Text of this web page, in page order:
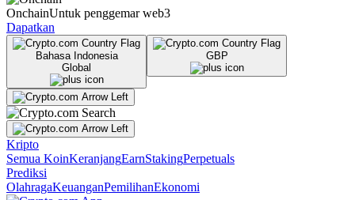
OnchainUntuk penggemar web3
Dapatkan
Bahasa Indonesia
Global
GBP
Kripto
Semua KoinKeranjangEarnStakingPerpetuals
Prediksi
OlahragaKeuanganPemilihanEkonomi